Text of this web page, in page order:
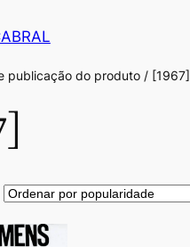
publicação do produto / [1967]